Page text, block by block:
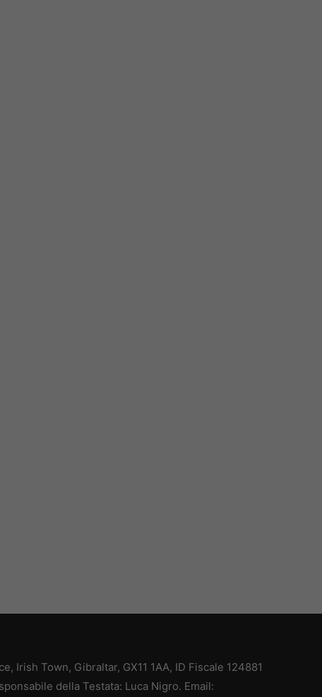
Irish Town, Gibraltar, GX11 1AA, ID Fiscale 124881
della Testata: Luca Nigro. Email: